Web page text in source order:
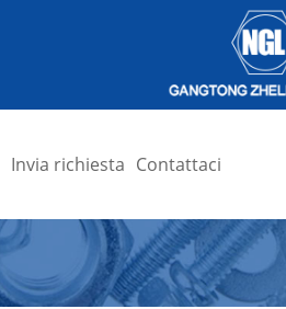
Invia richiesta Contattaci